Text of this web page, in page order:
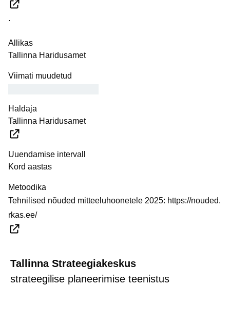
.
Allikas
Tallinna Haridusamet
Viimati muudetud
Haldaja
Tallinna Haridusamet
Uuendamise intervall
Kord aastas
Metoodika
Tehnilised nõuded mitteeluhoonetele 2025: https://nouded.
rkas.ee/
Tallinna Strateegiakeskus
strateegilise planeerimise teenistus